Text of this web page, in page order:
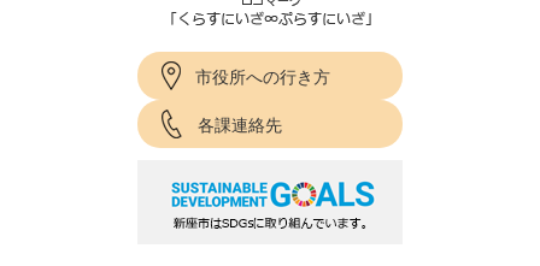
市役所への行き方
各課連絡先